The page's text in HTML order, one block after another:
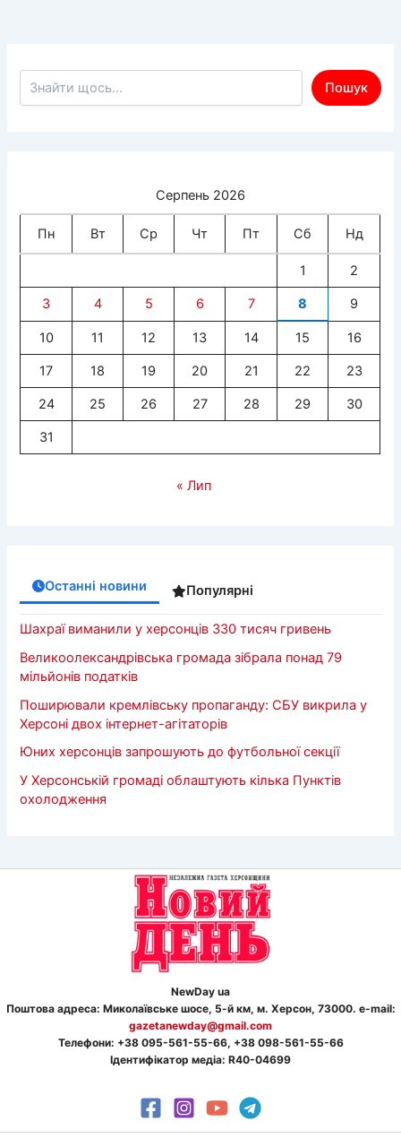
Пошук по сайту
Пошук
Серпень 2026
Пн Вт Ср Чт Пт Сб Нд
1 2
3 4 5 6 7 8 9
10 11 12 13 14 15 16
17 18 19 20 21 22 23
24 25 26 27 28 29 30
31
« Лип
Останні новини Популярні
Шахраї виманили у херсонців 330 тисяч гривень
Великоолександрівська громада зібрала понад 79
мільйонів податків
Поширювали кремлівську пропаганду: СБУ викрила у
Херсоні двох інтернет-агітаторів
Юних херсонців запрошують до футбольної секції
У Херсонській громаді облаштують кілька Пунктів
охолодження
NewDay ua
Поштова адреса: Миколаївське шосе, 5-й км, м. Херсон, 73000. e-mail:
gazetanewday@gmail.com
Телефони: +38 095-561-55-66, +38 098-561-55-66
Ідентифікатор медіа: R40-04699